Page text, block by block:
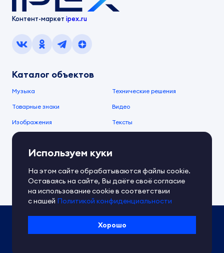
Контент-маркет ipex.ru
Каталог объектов
Музыка Технические решения
Товарные знаки Видео
Изображения Тексты
О компании
О сервисе
Документы IPEX Справочный центр
Контакты Обратная связь
Политика IPEX по обработке ПД
Условия использования платформы
Используем куки
На этом сайте обрабатываются файлы cookie.
Оставаясь на сайте, Вы даёте своё согласие
на использование cookie в соответствии
с нашей Политикой конфиденциальности
Хорошо